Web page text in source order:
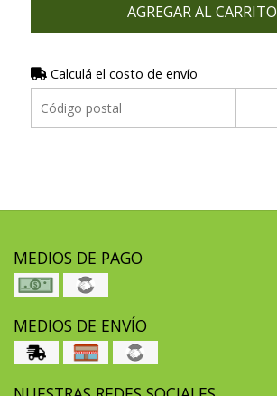
AGREGAR AL CARRITO
Calculá el costo de envío
MEDIOS DE PAGO
MEDIOS DE ENVÍO